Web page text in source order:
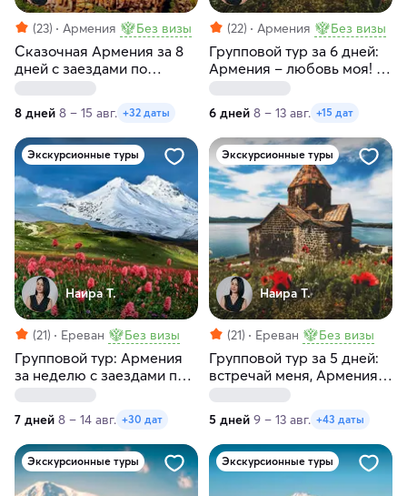
(23) Армения Без визы
Сказочная Армения за 8
дней с заездами по
8 дней 8 – 15 авг. +32 даты
(22) Армения Без визы
Групповой тур за 6 дней:
Армения – любовь моя! С
6 дней 8 – 13 авг. +15 дат
Экскурсионные туры
Наира Т.
(21) Ереван Без визы
Групповой тур: Армения
за неделю с заездами по
7 дней 8 – 14 авг. +30 дат
Экскурсионные туры
Наира Т.
(21) Ереван Без визы
Групповой тур за 5 дней:
встречай меня, Армения.
воскресеньям и
понедельникам
5 дней 9 – 13 авг. +43 даты
Экскурсионные туры Экскурсионные туры